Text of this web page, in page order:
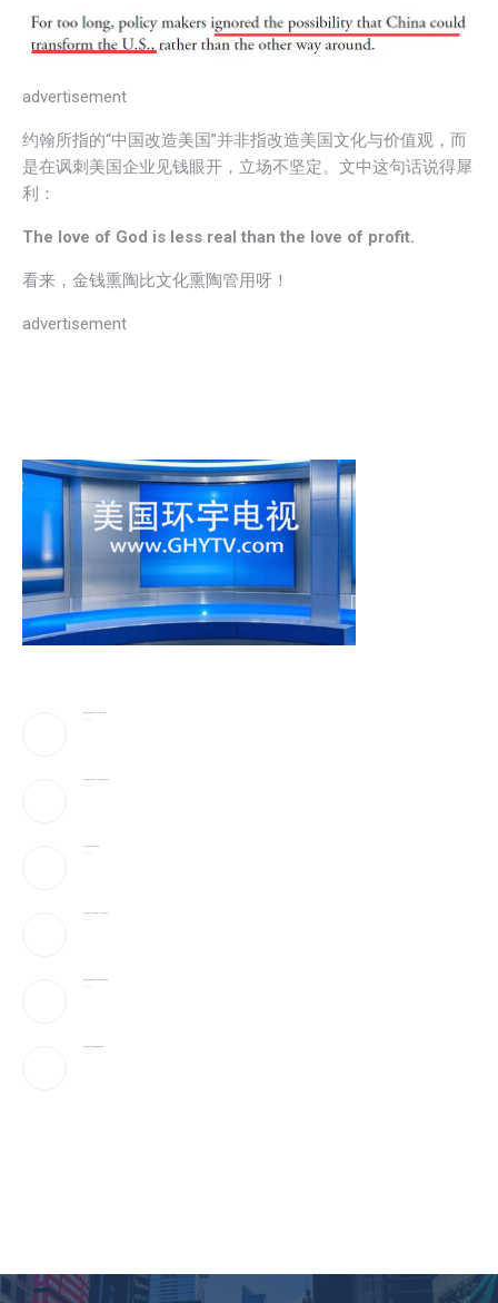
advertisement
约翰所指的“中国改造美国”并非指改造美国文化与价值观，而
是在讽刺美国企业见钱眼开，立场不坚定。文中这句话说得犀
利：
The love of God is less real than the love of profit.
看来，金钱熏陶比文化熏陶管用呀！
advertisement